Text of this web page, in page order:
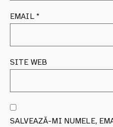
EMAIL *
SITE WEB
SALVEAZĂ-MI NUMELE,